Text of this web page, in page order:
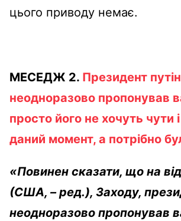
цього приводу немає.
МЕСЕДЖ 2. Президент путін
неодноразово пропонував
просто його не хочуть чути
даний момент, а потрібно
«Повинен сказати, що на
(США, – ред.), Заходу,
неодноразово пропонував